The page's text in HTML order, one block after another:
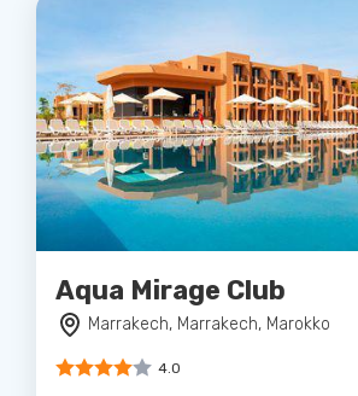
Aqua Mirage Club
Marrakech, Marrakech, Marokko
4.0